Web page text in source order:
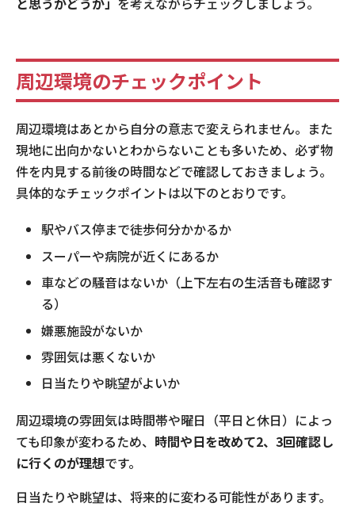
周辺環境のチェックポイント
周辺環境はあとから自分の意志で変えられません。また
現地に出向かないとわからないことも多いため、必ず物
件を内見する前後の時間などで確認しておきましょう。
具体的なチェックポイントは以下のとおりです。
駅やバス停まで徒歩何分かかるか
スーパーや病院が近くにあるか
車などの騒音はないか（上下左右の生活音も確認す
る）
嫌悪施設がないか
雰囲気は悪くないか
日当たりや眺望がよいか
周辺環境の雰囲気は時間帯や曜日（平日と休日）によっ
ても印象が変わるため、 時間や日を改めて2、3回確認し
に行くのが理想です。
日当たりや眺望は、将来的に変わる可能性があります。